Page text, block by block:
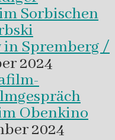
Sorbischen
Spremberg /
2024
Obenkino
2024